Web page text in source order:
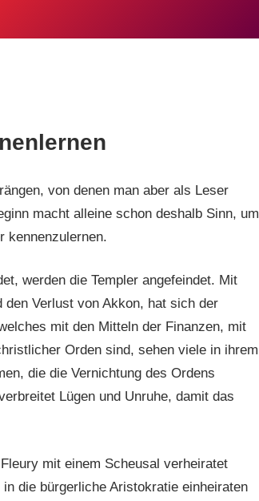
von denen man aber als Leser
macht alleine schon deshalb Sinn, um
kennenzulernen.
werden die Templer angefeindet. Mit
Verlust von Akkon, hat sich der
mit den Mitteln der Finanzen, mit
Orden sind, sehen viele in ihrem
die die Vernichtung des Ordens
Lügen und Unruhe, damit das
mit einem Scheusal verheiratet
die bürgerliche Aristokratie einheiraten